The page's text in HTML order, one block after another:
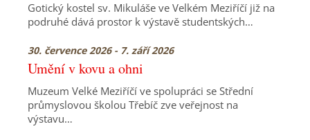
Gotický kostel sv. Mikuláše ve Velkém Meziříčí již na
podruhé dává prostor k výstavě studentských…
30. července 2026 - 7. září 2026
Umění v kovu a ohni
Muzeum Velké Meziříčí ve spolupráci se Střední
průmyslovou školou Třebíč zve veřejnost na
výstavu…